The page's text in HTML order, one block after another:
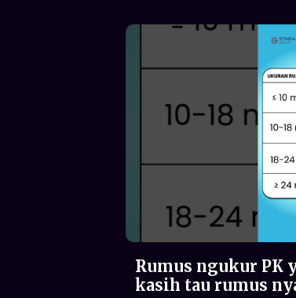
Rumus ngukur PK
kasih tau rumus